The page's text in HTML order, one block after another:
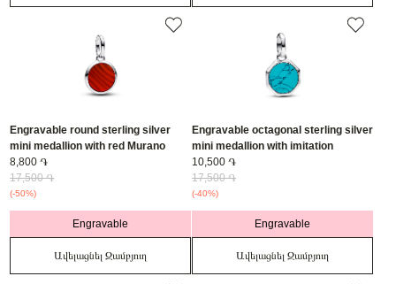
Engravable round sterling silver
mini medallion with red Murano
glass/ 793389C01
8,800 ֏
17,500 ֏
(-50%)
Engravable
Ավելացնել Զամբյուղ
Engravable octagonal sterling silver
mini medallion with imitation
turquoise/ 793388C01
10,500 ֏
17,500 ֏
(-40%)
Engravable
Ավելացնել Զամբյուղ